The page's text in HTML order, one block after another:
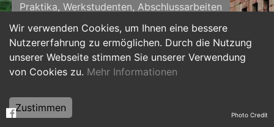
Wir verwenden Cookies, um Ihnen eine bessere
Nutzererfahrung zu ermöglichen. Durch die Nutzung
unserer Webseite stimmen Sie unserer Verwendung
von Cookies zu. Mehr Informationen
Zustimmen
Praktika, Werkstudenten, Abschlussarbeiten
Personalwesen Assistenz, Sekretariat
Hilfskräfte, Aushilfs- und Nebenjobs
Weiterbildung, Studium, duale Ausbildung Photo Credit